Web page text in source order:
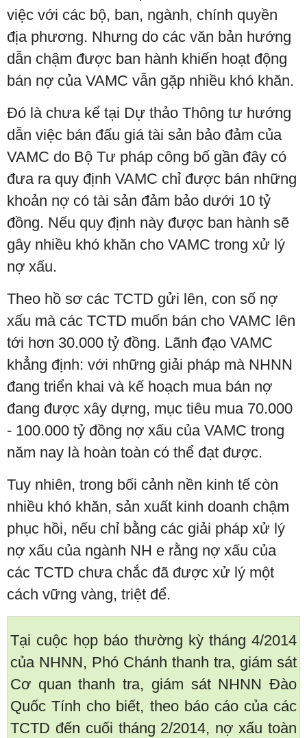
việc với các bộ, ban, ngành, chính quyền
địa phương. Nhưng do các văn bản hướng
dẫn chậm được ban hành khiến hoạt động
bán nợ của VAMC vẫn gặp nhiều khó khăn.
Đó là chưa kể tại Dự thảo Thông tư hướng
dẫn việc bán đấu giá tài sản bảo đảm của
VAMC do Bộ Tư pháp công bố gần đây có
đưa ra quy định VAMC chỉ được bán những
khoản nợ có tài sản đảm bảo dưới 10 tỷ
đồng. Nếu quy định này được ban hành sẽ
gây nhiều khó khăn cho VAMC trong xử lý
nợ xấu.
Theo hồ sơ các TCTD gửi lên, con số nợ
xấu mà các TCTD muốn bán cho VAMC lên
tới hơn 30.000 tỷ đồng. Lãnh đạo VAMC
khẳng định: với những giải pháp mà NHNN
đang triển khai và kế hoạch mua bán nợ
đang được xây dựng, mục tiêu mua 70.000
- 100.000 tỷ đồng nợ xấu của VAMC trong
năm nay là hoàn toàn có thể đạt được.
Tuy nhiên, trong bối cảnh nền kinh tế còn
nhiều khó khăn, sản xuất kinh doanh chậm
phục hồi, nếu chỉ bằng các giải pháp xử lý
nợ xấu của ngành NH e rằng nợ xấu của
các TCTD chưa chắc đã được xử lý một
cách vững vàng, triệt để.
Tại cuộc họp báo thường kỳ tháng 4/2014
của NHNN, Phó Chánh thanh tra, giám sát
Cơ quan thanh tra, giám sát NHNN Đào
Quốc Tính cho biết, theo báo cáo của các
TCTD đến cuối tháng 2/2014, nợ xấu toàn